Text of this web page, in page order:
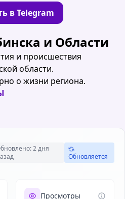
в Telegram
и Области
и происшествия
области.
о жизни региона.
2 дня
Обновляется
Просмотры